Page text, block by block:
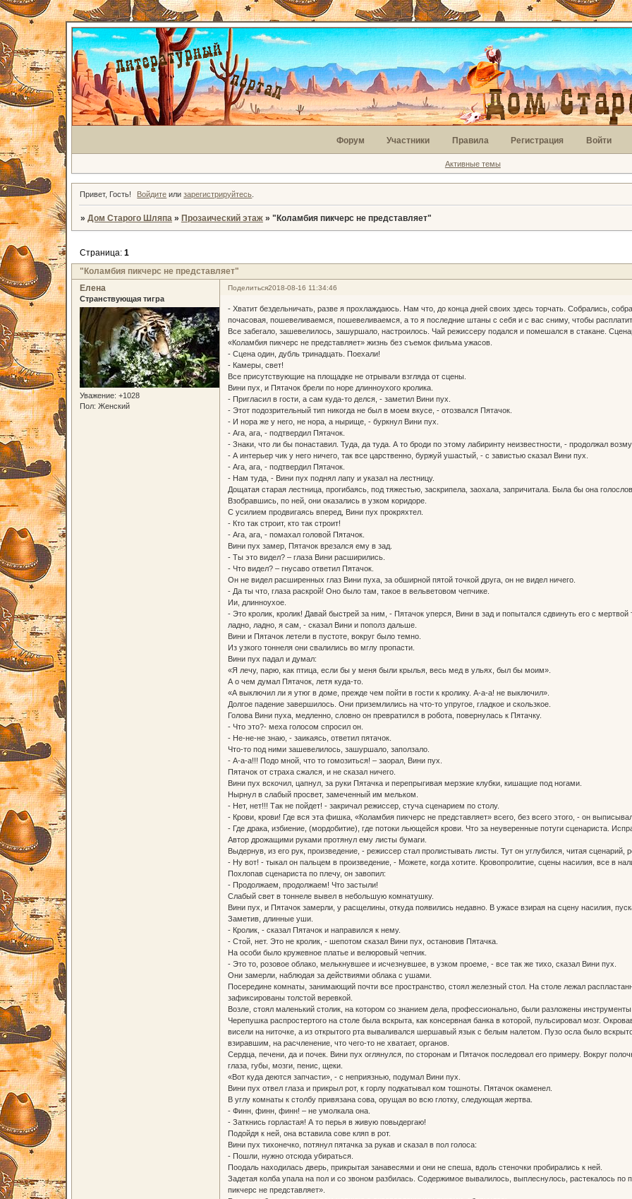
Форум Участники Правила Регистрация Войти
Активные темы
Привет, Гость! Войдите илизарегистрируйтесь
» Дом Старого Шляпа » Прозаический этаж » "Коламбия пикчерс не представляет"
"Коламбия пикчерс не представляет"
Страница: 1
Поделиться2018-08-16 11:34:46
Елена
Странствующая тигра
Уважение: +1028
Пол: Женский
- Хватит бездельничать, разве я прохлаждаюсь. Нам что, до конца дней своих здесь торчать. Собрались,
почасовая, пошевеливаемся, пошевеливаемся, а то я последние штаны с себя и с вас сниму, чтобы
Все забегало, зашевелилось, зашуршало, настроилось. Чай режиссеру подался и помешался в стакане.
«Коламбия пикчерс не представляет» жизнь без съемок фильма ужасов.
- Сцена один, дубль тринадцать. Поехали!
- Камеры, свет!
Все присутствующие на площадке не отрывали взгляда от сцены.
Вини пух, и Пятачок брели по норе длинноухого кролика.
- Пригласил в гости, а сам куда-то делся, - заметил Вини пух.
- Этот подозрительный тип никогда не был в моем вкусе, - отозвался Пятачок.
- И нора же у него, не нора, а нырище, - буркнул Вини пух.
- Ага, ага, - подтвердил Пятачок.
- Знаки, что ли бы понаставил. Туда, да туда. А то броди по этому лабиринту неизвестности, - продолжал
- А интерьер чик у него ничего, так все царственно, буржуй ушастый, - с завистью сказал Вини пух.
- Ага, ага, - подтвердил Пятачок.
- Нам туда, - Вини пух поднял лапу и указал на лестницу.
Дощатая старая лестница, прогибаясь, под тяжестью, заскрипела, заохала, запричитала. Была бы она
Взобравшись, по ней, они оказались в узком коридоре.
С усилием продвигаясь вперед, Вини пух прокряхтел.
- Кто так строит, кто так строит!
- Ага, ага, - помахал головой Пятачок.
Вини пух замер, Пятачок врезался ему в зад.
- Ты это видел? – глаза Вини расширились.
- Что видел? – гнусаво ответил Пятачок.
Он не видел расширенных глаз Вини пуха, за обширной пятой точкой друга, он не видел ничего.
- Да ты что, глаза раскрой! Оно было там, такое в вельветовом чепчике.
Ии, длинноухое.
- Это кролик, кролик! Давай быстрей за ним, - Пятачок уперся, Вини в зад и попытался сдвинуть его с мертвой
ладно, ладно, я сам, - сказал Вини и пополз дальше.
Вини и Пятачок летели в пустоте, вокруг было темно.
Из узкого тоннеля они свалились во мглу пропасти.
Вини пух падал и думал:
«Я лечу, парю, как птица, если бы у меня были крылья, весь мед в ульях, был бы моим».
А о чем думал Пятачок, летя куда-то.
«А выключил ли я утюг в доме, прежде чем пойти в гости к кролику. А-а-а! не выключил».
Долгое падение завершилось. Они приземлились на что-то упругое, гладкое и скользкое.
Голова Вини пуха, медленно, словно он превратился в робота, повернулась к Пятачку.
- Что это?- меха голосом спросил он.
- Не-не-не знаю, - заикаясь, ответил пятачок.
Что-то под ними зашевелилось, зашуршало, заползало.
- А-а-а!!! Подо мной, что то гомозиться! – заорал, Вини пух.
Пятачок от страха сжался, и не сказал ничего.
Вини пух вскочил, цапнул, за руки Пятачка и перепрыгивая мерзкие клубки, кишащие под ногами.
Нырнул в слабый просвет, замеченный им мельком.
- Нет, нет!!! Так не пойдет! - закричал режиссер, стуча сценарием по столу.
- Крови, крови! Где вся эта фишка, «Коламбия пикчерс не представляет» всего, без всего этого, - он
- Где драка, избиение, (мордобитие), где потоки льющейся крови. Что за неуверенные потуги сценариста.
Автор дрожащими руками протянул ему листы бумаги.
Выдернув, из его рук, произведение, - режиссер стал пролистывать листы. Тут он углубился, читая
- Ну вот! - тыкал он пальцем в произведение, - Можете, когда хотите. Кровопролитие, сцены насилия, все в
Похлопав сценариста по плечу, он завопил:
- Продолжаем, продолжаем! Что застыли!
Слабый свет в тоннеле вывел в небольшую комнатушку.
Вини пух, и Пятачок замерли, у расщелины, откуда появились недавно. В ужасе взирая на сцену насилия,
Заметив, длинные уши.
- Кролик, - сказал Пятачок и направился к нему.
- Стой, нет. Это не кролик, - шепотом сказал Вини пух, остановив Пятачка.
На особи было кружевное платье и велюровый чепчик.
- Это то, розовое облако, мелькнувшее и исчезнувшее, в узком проеме, - все так же тихо, сказал Вини пух.
Они замерли, наблюдая за действиями облака с ушами.
Посередине комнаты, занимающий почти все пространство, стоял железный стол. На столе лежал
зафиксированы толстой веревкой.
Возле, стоял маленький столик, на котором со знанием дела, профессионально, были разложены
Черепушка распростертого на столе была вскрыта, как консервная банка в которой, пульсировал мозг.
висели на ниточке, а из открытого рта вываливался шершавый язык с белым налетом. Пузо осла было
взиравшим, на расчленение, что чего-то не хватает, органов.
Сердца, печени, да и почек. Вини пух оглянулся, по сторонам и Пятачок последовал его примеру. Вокруг
глаза, губы, мозги, пенис, щеки.
«Вот куда деются запчасти», - с неприязнью, подумал Вини пух.
Вини пух отвел глаза и прикрыл рот, к горлу подкатывал ком тошноты. Пятачок окаменел.
В углу комнаты к столбу привязана сова, орущая во всю глотку, следующая жертва.
- Финн, финн, финн! – не умолкала она.
- Заткнись горластая! А то перья в живую повыдергаю!
Подойдя к ней, она вставила сове кляп в рот.
Вини пух тихонечко, потянул пятачка за рукав и сказал в пол голоса:
- Пошли, нужно отсюда убираться.
Поодаль находилась дверь, прикрытая занавесями и они не спеша, вдоль стеночки пробирались к ней.
Задетая колба упала на пол и со звоном разбилась. Содержимое вывалилось, выплеснулось, растекалось по
пикчерс не представляет».